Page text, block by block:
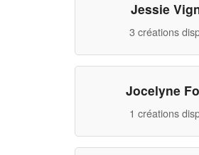
Jessie
3 créations
Jocelyne
1 créations